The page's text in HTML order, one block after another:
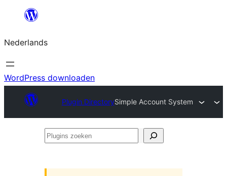
de
inhoud
Nederlands
WordPress downloaden
Plugin DirectorySimple Account System
Plugins